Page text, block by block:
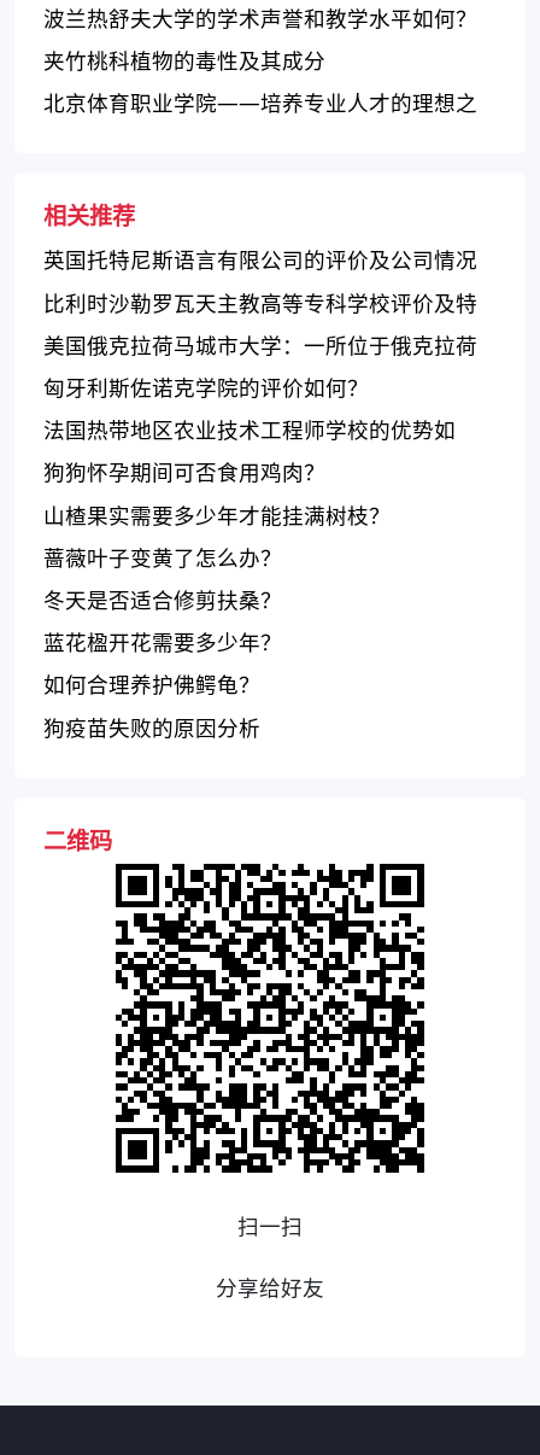
术声誉如何？
波兰热舒夫大学的学术声誉和教学水平如何？
夹竹桃科植物的毒性及其成分
北京体育职业学院——培养专业人才的理想之
相关推荐
英国托特尼斯语言有限公司的评价及公司情况
如何？
比利时沙勒罗瓦天主教高等专科学校评价及特
点
美国俄克拉荷马城市大学：一所位于俄克拉荷
马市的公立大学
匈牙利斯佐诺克学院的评价如何？
法国热带地区农业技术工程师学校的优势如
何？
狗狗怀孕期间可否食用鸡肉？
山楂果实需要多少年才能挂满树枝？
蔷薇叶子变黄了怎么办？
冬天是否适合修剪扶桑？
蓝花楹开花需要多少年？
如何合理养护佛鳄龟？
狗疫苗失败的原因分析
二维码
扫一扫
分享给好友